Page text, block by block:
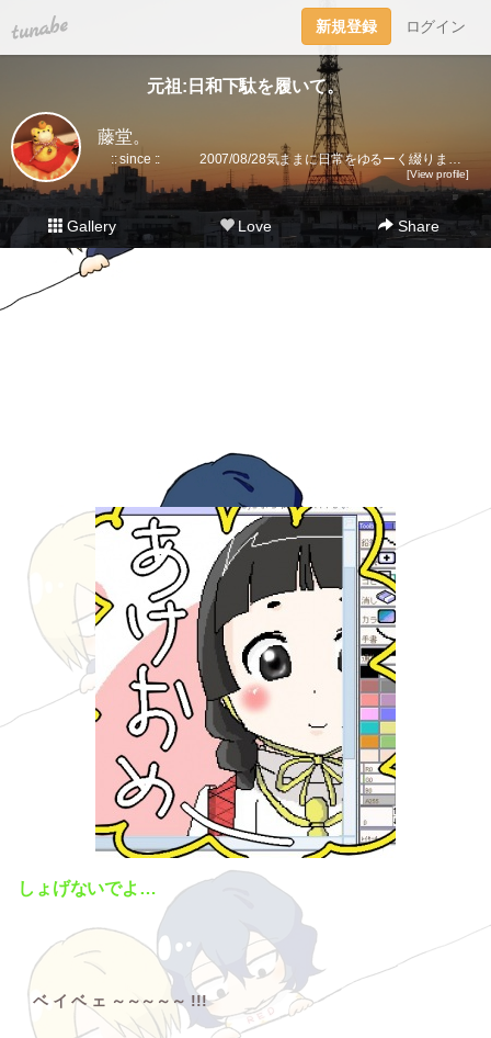
tuna.be 新規登録 ログイン
元祖:日和下駄を履いて。
藤堂。
:: since :: 2007/08/28気ままに日常をゆるーく綴ります。▼趣味丸出し。▼トラベラーズノート愛好家。 →書籍に一部載せていただきました★(奇跡)▼小さいノート活用術▼FLEXNOTEも活用しています。▼他、手帳・文房具大好き。▼2018に都内→田舎に移住。▼プラ板・レジン・手芸などハンドメイドをたまに▼メインはインスタです。
[View profile]
Gallery Love Share
しょげないでよ…
ベ イ ベ ェ ～～～～～ !!!